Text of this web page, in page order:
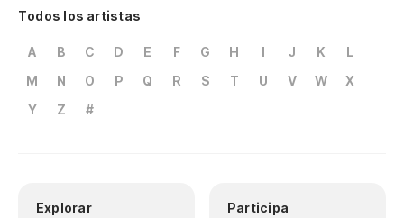
Todos los artistas
A B C D E F G H I J K
L
M
N O P Q R S T U V W
X
Y
Z #
Explorar Participa